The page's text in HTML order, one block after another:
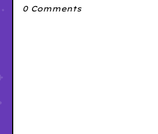
0 Comments